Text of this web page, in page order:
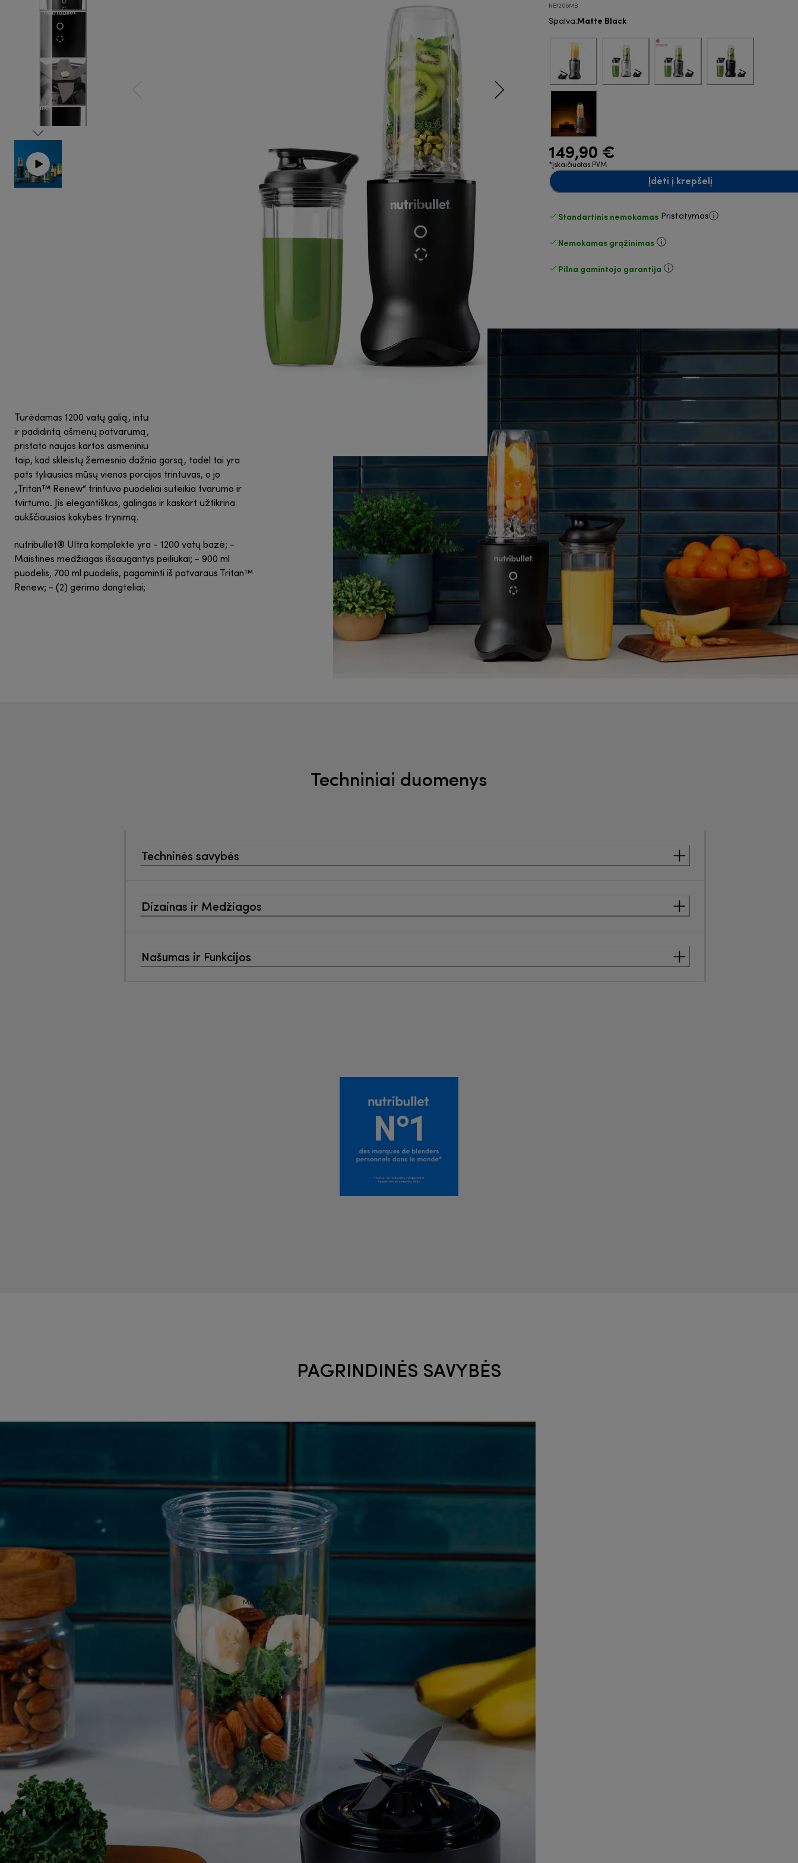
NB1206MB
Spalva:Matte Black
149,90 €
*Įskaičiuotas PVM
Įdėti į krepšelį
Standartinis nemokamas Pristatymas
Nemokamas grąžinimas
Pilna gamintojo garantija
Turėdamas 1200 vatų galią, intuityvų šviečiantį valdymą
ir padidintą ašmenų patvarumą, nutribullet® Ultra
pristato naujos kartos asmeninius trintuvus. Jis sukurtas
taip, kad skleistų žemesnio dažnio garsą, todėl tai yra
pats tyliausias mūsų vienos porcijos trintuvas, o jo
„Tritan™ Renew“ trintuvo puodeliai suteikia tvarumo ir
tvirtumo. Jis elegantiškas, galingas ir kaskart užtikrina
aukščiausios kokybės trynimą.
nutribullet® Ultra komplekte yra - 1200 vatų bazė; -
Maistines medžiagas išsaugantys peiliukai; - 900 ml
puodelis, 700 ml puodelis, pagaminti iš patvaraus Tritan™
Renew; - (2) gėrimo dangteliai;
Techniniai duomenys
Techninės savybės
Dizainas ir Medžiagos
Našumas ir Funkcijos
PAGRINDINĖS SAVYBĖS